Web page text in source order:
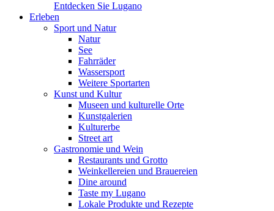
Entdecken Sie Lugano
Erleben
Sport und Natur
Natur
See
Fahrräder
Wassersport
Weitere Sportarten
Kunst und Kultur
Museen und kulturelle Orte
Kunstgalerien
Kulturerbe
Street art
Gastronomie und Wein
Restaurants und Grotto
Weinkellereien und Brauereien
Dine around
Taste my Lugano
Lokale Produkte und Rezepte